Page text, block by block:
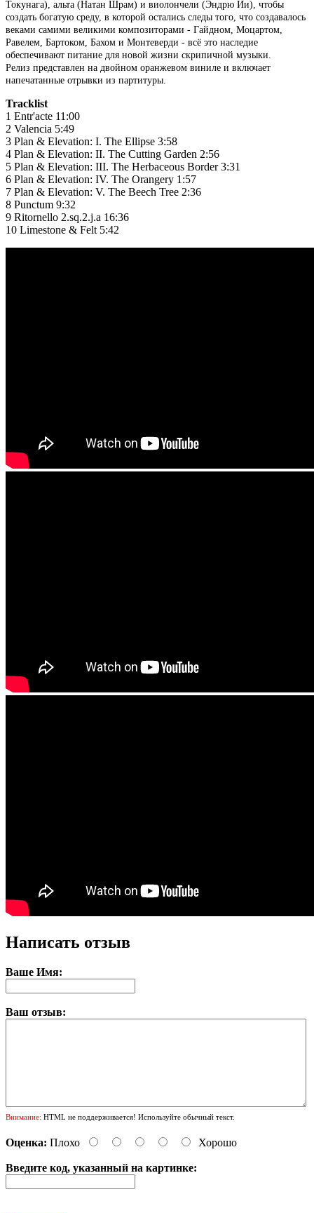
Токунага), альта (Натан Шрам) и виолончели (Эндрю Йи), чтобы
создать богатую среду, в которой остались следы того, что создавалось
веками самими великими композиторами - Гайдном, Моцартом,
Равелем, Бартоком, Бахом и Монтеверди - всё это наследие
обеспечивают питание для новой жизни скрипичной музыки.
Релиз представлен на двойном оранжевом виниле и включает
напечатанные отрывки из партитуры.
Tracklist
1 Entr'acte 11:00
2 Valencia 5:49
3 Plan & Elevation: I. The Ellipse 3:58
4 Plan & Elevation: II. The Cutting Garden 2:56
5 Plan & Elevation: III. The Herbaceous Border 3:31
6 Plan & Elevation: IV. The Orangery 1:57
7 Plan & Elevation: V. The Beech Tree 2:36
8 Punctum 9:32
9 Ritornello 2.sq.2.j.a 16:36
10 Limestone & Felt 5:42
Написать отзыв
Ваше Имя:
Ваш отзыв:
Внимание: HTML не поддерживается! Используйте обычный текст.
Оценка: Плохо Хорошо
Введите код, указанный на картинке: